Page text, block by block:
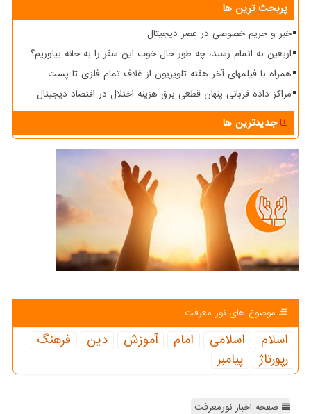
پربحث ترین ها
خبر و حریم خصوصی در عصر دیجیتال
اربعین به اتمام رسید، چه طور حال خوب این سفر را به خانه بیاوریم؟
همراه با فیلمهای آخر هفته تلویزیون از غلاف تمام فلزی تا پست
مراکز داده قربانی پنهان قطعی برق هزینه اختلال در اقتصاد دیجیتال
جدیدترین ها
موضوع های نور معرفت
اسلام اسلامی امام آموزش دین
فرهنگ
رپورتاژ
پیامبر
صفحه اخبار نورمعرفت